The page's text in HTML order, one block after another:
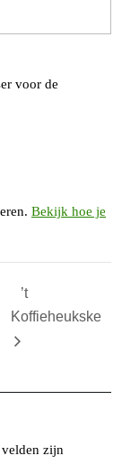
voor de
Bekijk hoe je
’t
Koffieheukske
velden zijn